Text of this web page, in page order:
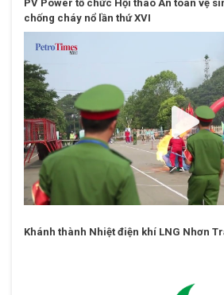
PV Power tổ chức Hội thao An toàn vệ
chống cháy nổ lần thứ XVI